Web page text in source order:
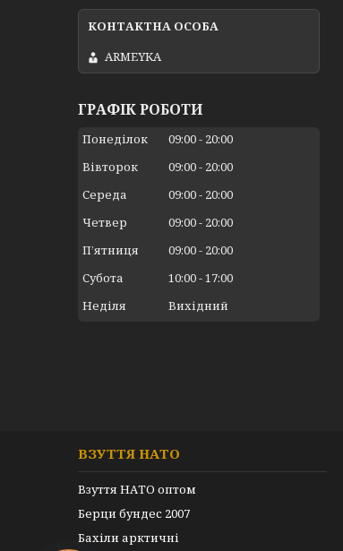
ARMEYKA
ГРАФІК РОБОТИ
Понеділок 09:00
20:00
Вівторок
09:00
20:00
Середа
09:00
20:00
Четвер
09:00
20:00
Пʼятниця
09:00
20:00
Субота
10:00 17:00
Неділя
Вихідний
ВЗУТТЯ НАТО
Взуття НАТО оптом
Берци бундес 2007
Бахіли арктичні